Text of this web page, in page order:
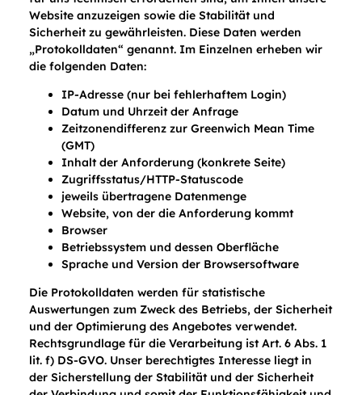
Website anzuzeigen sowie die Stabilität und
Sicherheit zu gewährleisten. Diese Daten werden
„Protokolldaten“ genannt. Im Einzelnen erheben wir
die folgenden Daten:
IP-Adresse (nur bei fehlerhaftem Login)
Datum und Uhrzeit der Anfrage
Zeitzonendifferenz zur Greenwich Mean Time
(GMT)
Inhalt der Anforderung (konkrete Seite)
Zugriffsstatus/HTTP-Statuscode
jeweils übertragene Datenmenge
Website, von der die Anforderung kommt
Browser
Betriebssystem und dessen Oberfläche
Sprache und Version der Browsersoftware
Die Protokolldaten werden für statistische
Auswertungen zum Zweck des Betriebs, der Sicherheit
und der Optimierung des Angebotes verwendet.
Rechtsgrundlage für die Verarbeitung ist Art. 6 Abs. 1
lit. f) DS-GVO. Unser berechtigtes Interesse liegt in
der Sicherstellung der Stabilität und der Sicherheit